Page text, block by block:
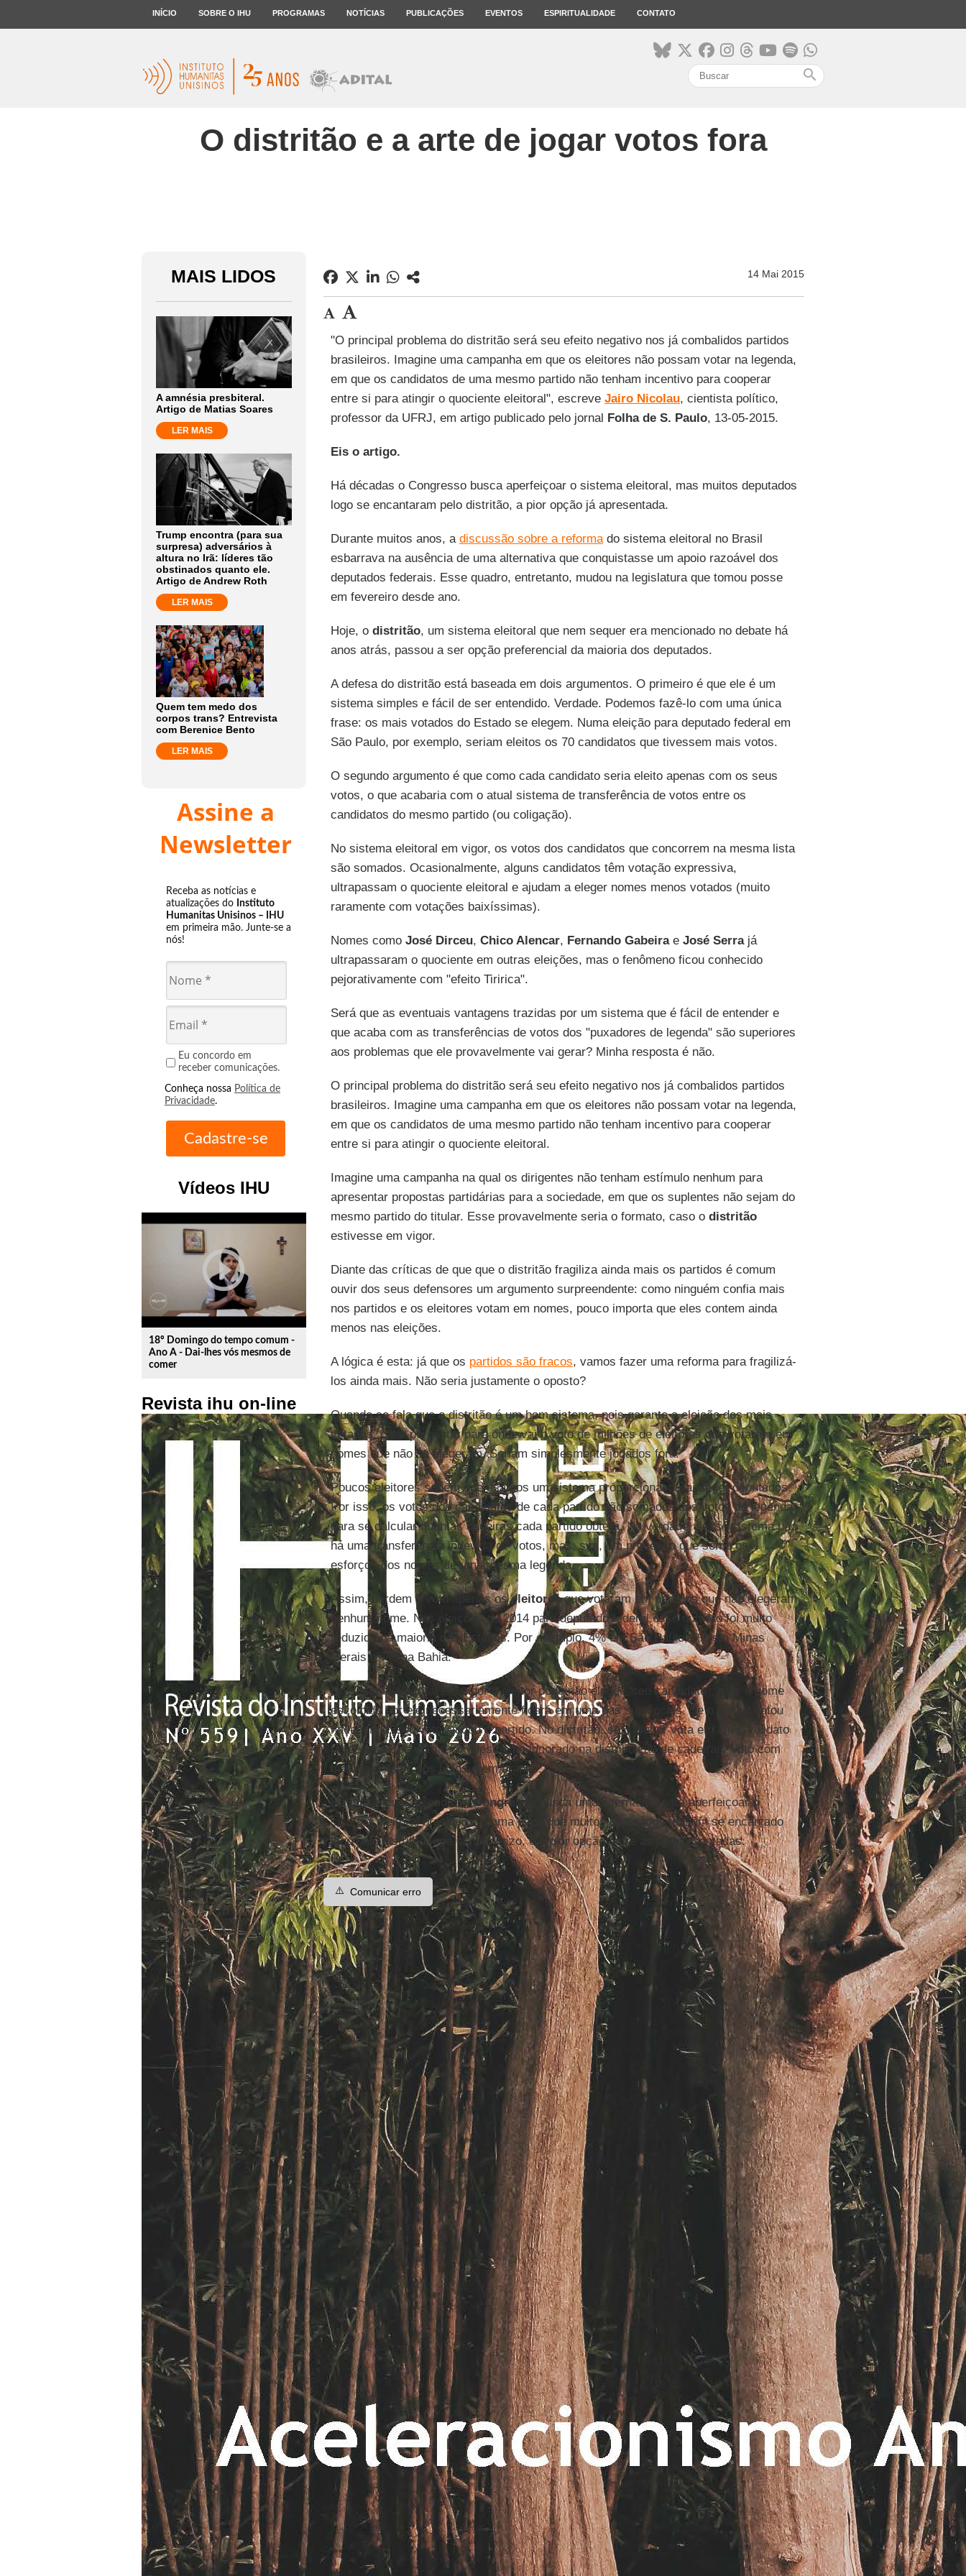
INÍCIO SOBRE O IHU PROGRAMAS NOTÍCIAS PUBLICAÇÕES EVENTOS ESPIRITUALIDADE CONTATO
search
O distritão e a arte de jogar votos fora
MAIS LIDOS
A amnésia presbiteral.
Artigo de Matias Soares
LER MAIS
Trump encontra (para sua
surpresa) adversários à
altura no Irã: líderes tão
obstinados quanto ele.
Artigo de Andrew Roth
LER MAIS
Quem tem medo dos
corpos trans? Entrevista
com Berenice Bento
LER MAIS
Assine a
Newsletter
Receba as notícias e
atualizações do Instituto
Humanitas Unisinos – IHU
em primeira mão. Junte-se a
nós!
Eu concordo em
receber comunicações.
Conheça nossa Política de
Privacidade.
Vídeos IHU
play_circle_outline
18º Domingo do tempo comum -
Ano A - Dai-lhes vós mesmos de
comer
Revista ihu on-line
14 Mai 2015
"O principal problema do distritão será seu efeito negativo nos já combalidos partidos
brasileiros. Imagine uma campanha em que os eleitores não possam votar na legenda,
em que os candidatos de uma mesmo partido não tenham incentivo para cooperar
entre si para atingir o quociente eleitoral", escreve Jairo Nicolau, cientista político,
professor da UFRJ, em artigo publicado pelo jornal Folha de S. Paulo, 13-05-2015.
Eis o artigo.
Há décadas o Congresso busca aperfeiçoar o sistema eleitoral, mas muitos deputados
logo se encantaram pelo distritão, a pior opção já apresentada.
Durante muitos anos, a discussão sobre a reformado sistema eleitoral no Brasil
esbarrava na ausência de uma alternativa que conquistasse um apoio razoável dos
deputados federais. Esse quadro, entretanto, mudou na legislatura que tomou posse
em fevereiro desde ano.
Hoje, o distritão, um sistema eleitoral que nem sequer era mencionado no debate há
anos atrás, passou a ser opção preferencial da maioria dos deputados.
A defesa do distritão está baseada em dois argumentos. O primeiro é que ele é um
sistema simples e fácil de ser entendido. Verdade. Podemos fazê-lo com uma única
frase: os mais votados do Estado se elegem. Numa eleição para deputado federal em
São Paulo, por exemplo, seriam eleitos os 70 candidatos que tivessem mais votos.
O segundo argumento é que como cada candidato seria eleito apenas com os seus
votos, o que acabaria com o atual sistema de transferência de votos entre os
candidatos do mesmo partido (ou coligação).
No sistema eleitoral em vigor, os votos dos candidatos que concorrem na mesma lista
são somados. Ocasionalmente, alguns candidatos têm votação expressiva,
ultrapassam o quociente eleitoral e ajudam a eleger nomes menos votados (muito
raramente com votações baixíssimas).
Nomes como José Dirceu, Chico Alencar, Fernando Gabeirae José Serrajá
ultrapassaram o quociente em outras eleições, mas o fenômeno ficou conhecido
pejorativamente com "efeito Tiririca".
Será que as eventuais vantagens trazidas por um sistema que é fácil de entender e
que acaba com as transferências de votos dos "puxadores de legenda" são superiores
aos problemas que ele provavelmente vai gerar? Minha resposta é não.
O principal problema do distritão será seu efeito negativo nos já combalidos partidos
brasileiros. Imagine uma campanha em que os eleitores não possam votar na legenda,
em que os candidatos de uma mesmo partido não tenham incentivo para cooperar
entre si para atingir o quociente eleitoral.
Imagine uma campanha na qual os dirigentes não tenham estímulo nenhum para
apresentar propostas partidárias para a sociedade, em que os suplentes não sejam do
mesmo partido do titular. Esse provavelmente seria o formato, caso odistritão
estivesse em vigor.
Diante das críticas de que que o distritão fragiliza ainda mais os partidos é comum
ouvir dos seus defensores um argumento surpreendente: como ninguém confia mais
nos partidos e os eleitores votam em nomes, pouco importa que eles contem ainda
menos nas eleições.
A lógica é esta: já que os partidos são fracos, vamos fazer uma reforma para fragilizá-
los ainda mais. Não seria justamente o oposto?
Quando se fala que o distritão é um bom sistema, pois garante a eleição dos mais
votados, cabe perguntar para onde vai o voto de milhões de eleitores que votaram em
nomes que não se elegeram. Seriam simplesmente jogados fora.
Poucos eleitores sabem que usamos um sistema proporcional para eleger deputados.
Por isso, os votos dos candidatos de cada partido são somados aos votos de legenda
para se calcular quantas cadeiras cada partido obterá. Na verdade, nesse sistema não
há uma transferência indevida de votos, mas, sim, um processo que soma os
esforços dos nomes de uma mesma legenda.
Assim, perdem o voto apenas oseleitoresque votaram em partidos que não elegeram
nenhum nome. Nas eleições de 2014 para deputado federal esse número foi muito
reduzido na maioria dos Estados. Por exemplo, 4% em São Paulo, 5% em Minas
Gerais e 7% na Bahia.
No sistema eleitoral em vigor o eleitor pode não eleger "seu candidato", mas o nome
escolhido por ele necessariamente ficará em uma das suplências. Se o eleitor votou
na legenda, seu voto ajudou o partido. No distritão, se o eleitor vota em um candidato
perdedor, esse voto é simplesmente ignorado na distribuição de cadeiras. Voto com
mesmo destino dos nulos e em branco.
Há quase duas décadas oCongresso
busca uma alternativa para aperfeiçoar o
sistema eleitoral brasileiro. É uma pena que muitos deputados tenham se encantado
logo pelo distritão, que, a meu juízo, é a pior opção entre as já apresentadas.
⚠️ Comunicar erro